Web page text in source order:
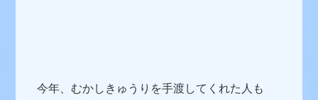
今年、むかしきゅうりを手渡してくれた人も